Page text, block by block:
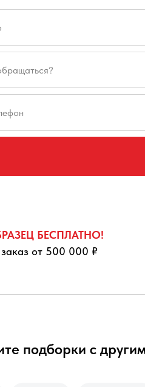
БЕСПЛАТНО!
от 500 000 ₽
подборки с